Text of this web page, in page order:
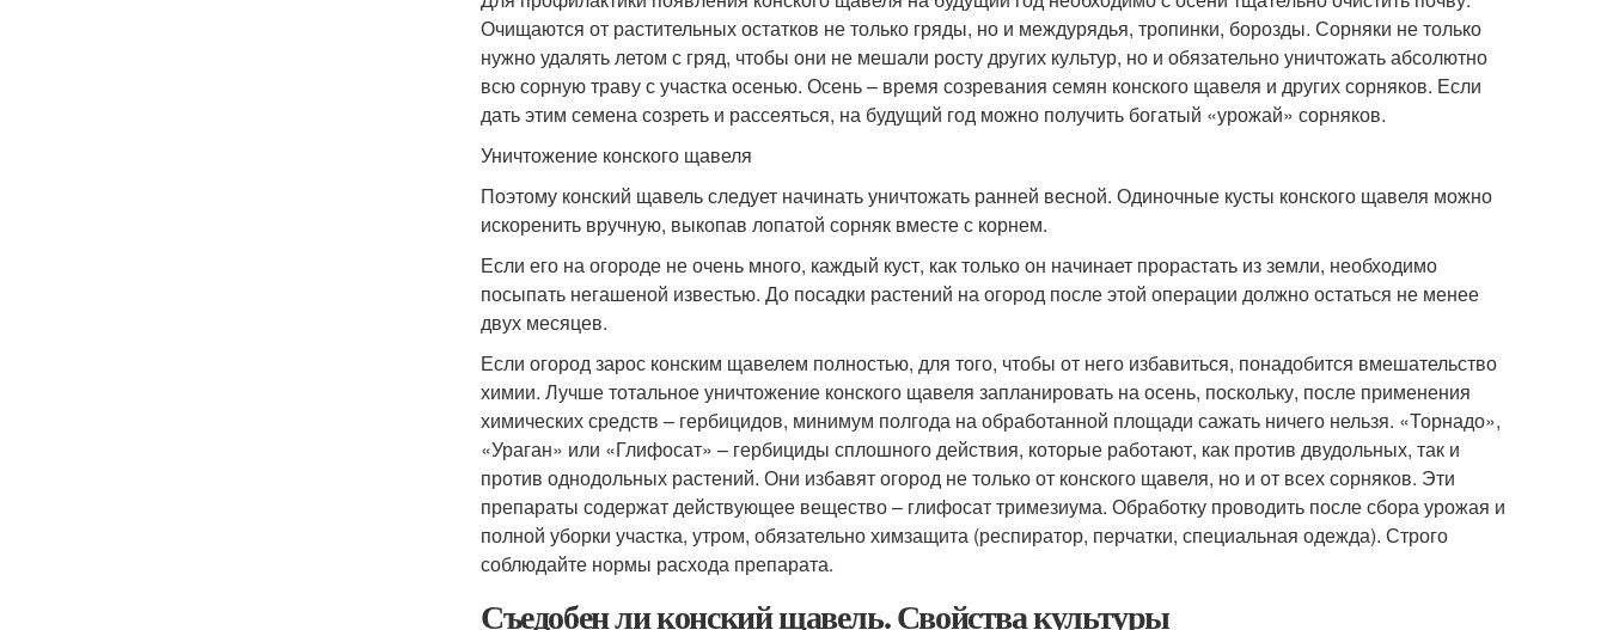
Очищаются от растительных остатков не только гряды, но и междурядья, тропинки, борозды. Сорняки не только
нужно удалять летом с гряд, чтобы они не мешали росту других культур, но и обязательно уничтожать абсолютно
всю сорную траву с участка осенью. Осень – время созревания семян конского щавеля и других сорняков. Если
дать этим семена созреть и рассеяться, на будущий год можно получить богатый «урожай» сорняков.
Уничтожение конского щавеля
Поэтому конский щавель следует начинать уничтожать ранней весной. Одиночные кусты конского щавеля можно
искоренить вручную, выкопав лопатой сорняк вместе с корнем.
Если его на огороде не очень много, каждый куст, как только он начинает прорастать из земли, необходимо
посыпать негашеной известью. До посадки растений на огород после этой операции должно остаться не менее
двух месяцев.
Если огород зарос конским щавелем полностью, для того, чтобы от него избавиться, понадобится вмешательство
химии. Лучше тотальное уничтожение конского щавеля запланировать на осень, поскольку, после применения
химических средств – гербицидов, минимум полгода на обработанной площади сажать ничего нельзя. «Торнадо»,
«Ураган» или «Глифосат» – гербициды сплошного действия, которые работают, как против двудольных, так и
против однодольных растений. Они избавят огород не только от конского щавеля, но и от всех сорняков. Эти
препараты содержат действующее вещество – глифосат тримезиума. Обработку проводить после сбора урожая и
полной уборки участка, утром, обязательно химзащита (респиратор, перчатки, специальная одежда). Строго
соблюдайте нормы расхода препарата.
Съедобен ли конский щавель. Свойства культуры